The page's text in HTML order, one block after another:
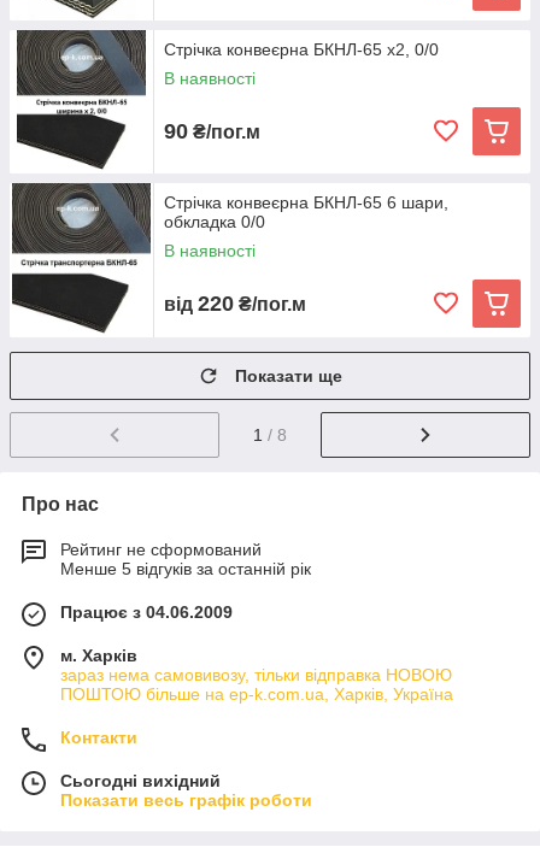
Стрічка конвеєрна БКНЛ-65 х2, 0/0
В наявності
90 ₴/пог.м
Стрічка конвеєрна БКНЛ-65 6 шари,
обкладка 0/0
В наявності
від 220 ₴/пог.м
Показати ще
1 / 8
Про нас
Рейтинг не сформований
Менше 5 відгуків за останній рік
Працює з 04.06.2009
м. Харків
зараз нема самовивозу, тільки відправка НОВОЮ
ПОШТОЮ більше на ep-k.com.ua, Харків, Україна
Контакти
Сьогодні вихідний
Показати весь графік роботи